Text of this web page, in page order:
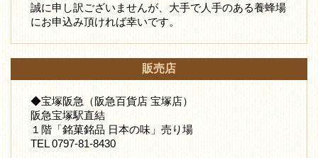
誠に申し訳ございませんが、大手で人手のある養蜂場
にお申込み頂ければ幸いです。
販売店
◆宝塚阪急（阪急百貨店 宝塚店）
阪急宝塚駅直結
１階「銘菓銘品 日本の味」売り場
TEL 0797-81-8430